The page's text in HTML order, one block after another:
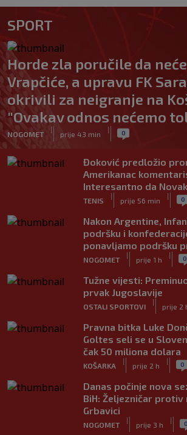
SPORT
Horde zla poručile da
Vrapčiće, a upravu FK
okrivili za neigranje na
"Ovakav odnos nećemo
NOGOMET
|
prije 43 min
| 0
Đoković predložio
Amerikanac
Interesantno da
TENIS
|
prije 56 min
| 0
Nakon Argentine,
podršku i
ponavljamo podršku
NOGOMET
|
prije 1 h
| 0
Tužne vijesti:
prvak Jugoslavije
OSTALI SPORTOVI
|
prije 2
Pravna bitka Luke
Goltes seli se u
čak 50 miliona dolara
KOŠARKA
|
prije 2 h
| 0
Danas počinje nova
BiH: Željezničar protiv
Grbavici
NOGOMET
|
prije 3 h
| 0